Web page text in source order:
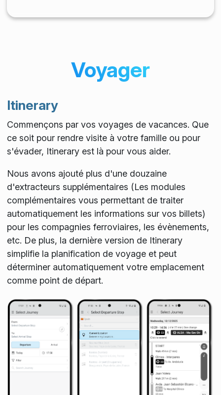
Voyager
Itinerary
Commençons par vos voyages de vacances. Que
ce soit pour rendre visite à votre famille ou pour
s'évader, Itinerary est là pour vous aider.
Nous avons ajouté plus d'une douzaine
d'extracteurs supplémentaires (Les modules
complémentaires vous permettant de traiter
automatiquement les informations sur vos billets)
pour les compagnies ferroviaires, les évènements,
etc. De plus, la dernière version de Itinerary
simplifie la planification de voyage et peut
déterminer automatiquement votre emplacement
comme point de départ.